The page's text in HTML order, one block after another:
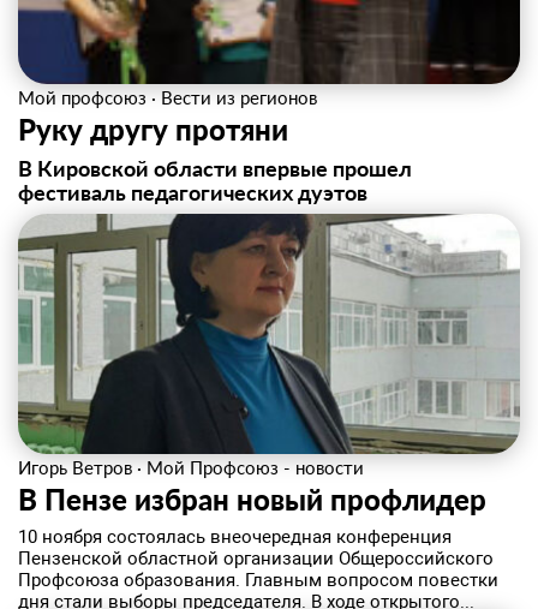
Мой профсоюз · Вести из регионов
Руку другу протяни
В Кировской области впервые прошел
фестиваль педагогических дуэтов
Игорь Ветров · Мой Профсоюз - новости
В Пензе избран новый профлидер
10 ноября состоялась внеочередная конференция
Пензенской областной организации Общероссийского
Профсоюза образования. Главным вопросом повестки
дня стали выборы председателя. В ходе открытого...